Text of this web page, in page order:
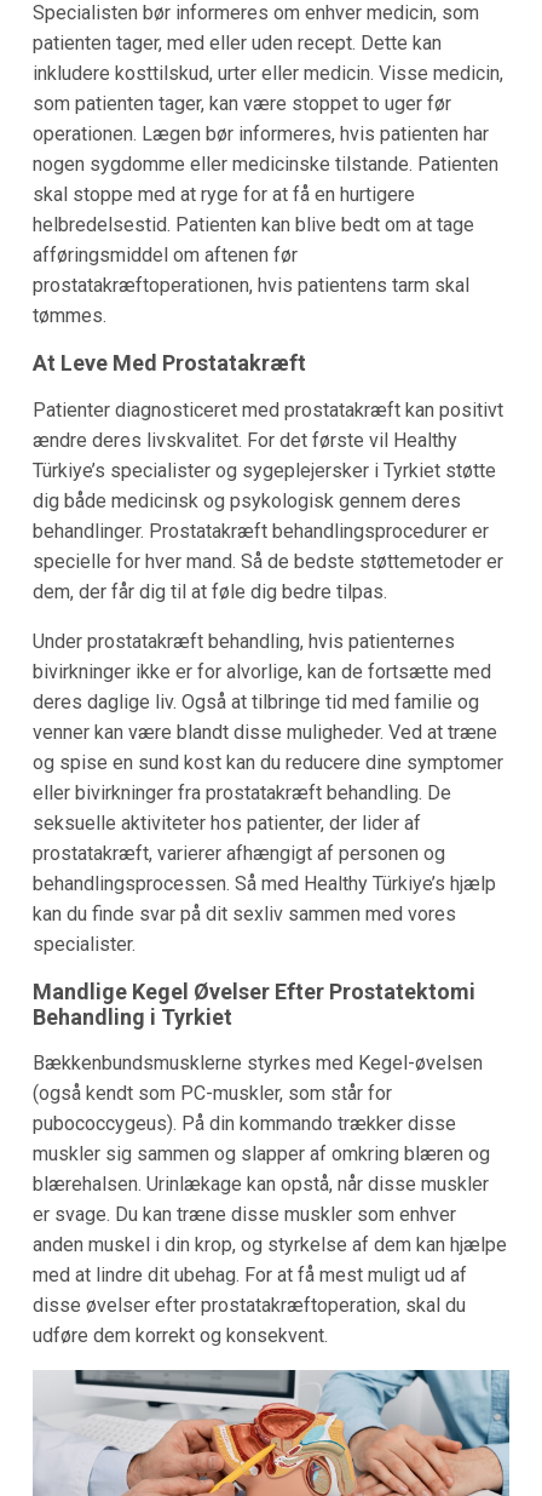
Specialisten bør informeres om enhver medicin, som
patienten tager, med eller uden recept. Dette kan
inkludere kosttilskud, urter eller medicin. Visse medicin,
som patienten tager, kan være stoppet to uger før
operationen. Lægen bør informeres, hvis patienten har
nogen sygdomme eller medicinske tilstande. Patienten
skal stoppe med at ryge for at få en hurtigere
helbredelsestid. Patienten kan blive bedt om at tage
afføringsmiddel om aftenen før
prostatakræftoperationen, hvis patientens tarm skal
tømmes.
At Leve Med Prostatakræft
Patienter diagnosticeret med prostatakræft kan positivt
ændre deres livskvalitet. For det første vil Healthy
Türkiye’s specialister og sygeplejersker i Tyrkiet støtte
dig både medicinsk og psykologisk gennem deres
behandlinger. Prostatakræft behandlingsprocedurer er
specielle for hver mand. Så de bedste støttemetoder er
dem, der får dig til at føle dig bedre tilpas.
Under prostatakræft behandling, hvis patienternes
bivirkninger ikke er for alvorlige, kan de fortsætte med
deres daglige liv. Også at tilbringe tid med familie og
venner kan være blandt disse muligheder. Ved at træne
og spise en sund kost kan du reducere dine symptomer
eller bivirkninger fra prostatakræft behandling. De
seksuelle aktiviteter hos patienter, der lider af
prostatakræft, varierer afhængigt af personen og
behandlingsprocessen. Så med Healthy Türkiye’s hjælp
kan du finde svar på dit sexliv sammen med vores
specialister.
Mandlige Kegel Øvelser Efter Prostatektomi
Behandling i Tyrkiet
Bækkenbundsmusklerne styrkes med Kegel-øvelsen
(også kendt som PC-muskler, som står for
pubococcygeus). På din kommando trækker disse
muskler sig sammen og slapper af omkring blæren og
blærehalsen. Urinlækage kan opstå, når disse muskler
er svage. Du kan træne disse muskler som enhver
anden muskel i din krop, og styrkelse af dem kan hjælpe
med at lindre dit ubehag. For at få mest muligt ud af
disse øvelser efter prostatakræftoperation, skal du
udføre dem korrekt og konsekvent.